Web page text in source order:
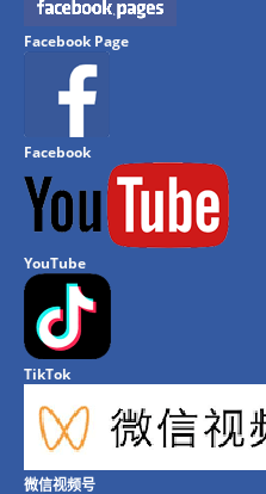
Facebook Page
Facebook
YouTube
TikTok
微信视频号